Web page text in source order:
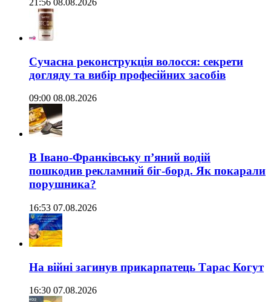
21:56 08.08.2026
Сучасна реконструкція волосся: секрети
догляду та вибір професійних засобів
09:00 08.08.2026
В Івано-Франківську п’яний водій
пошкодив рекламний біг-борд. Як покарали
порушника?
16:53 07.08.2026
На війні загинув прикарпатець Тарас Когут
16:30 07.08.2026